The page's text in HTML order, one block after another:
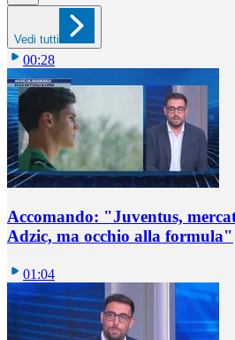
Vedi tutti
00:28
Accomando: "Juventus,
Adzic, ma occhio alla formula"
01:04